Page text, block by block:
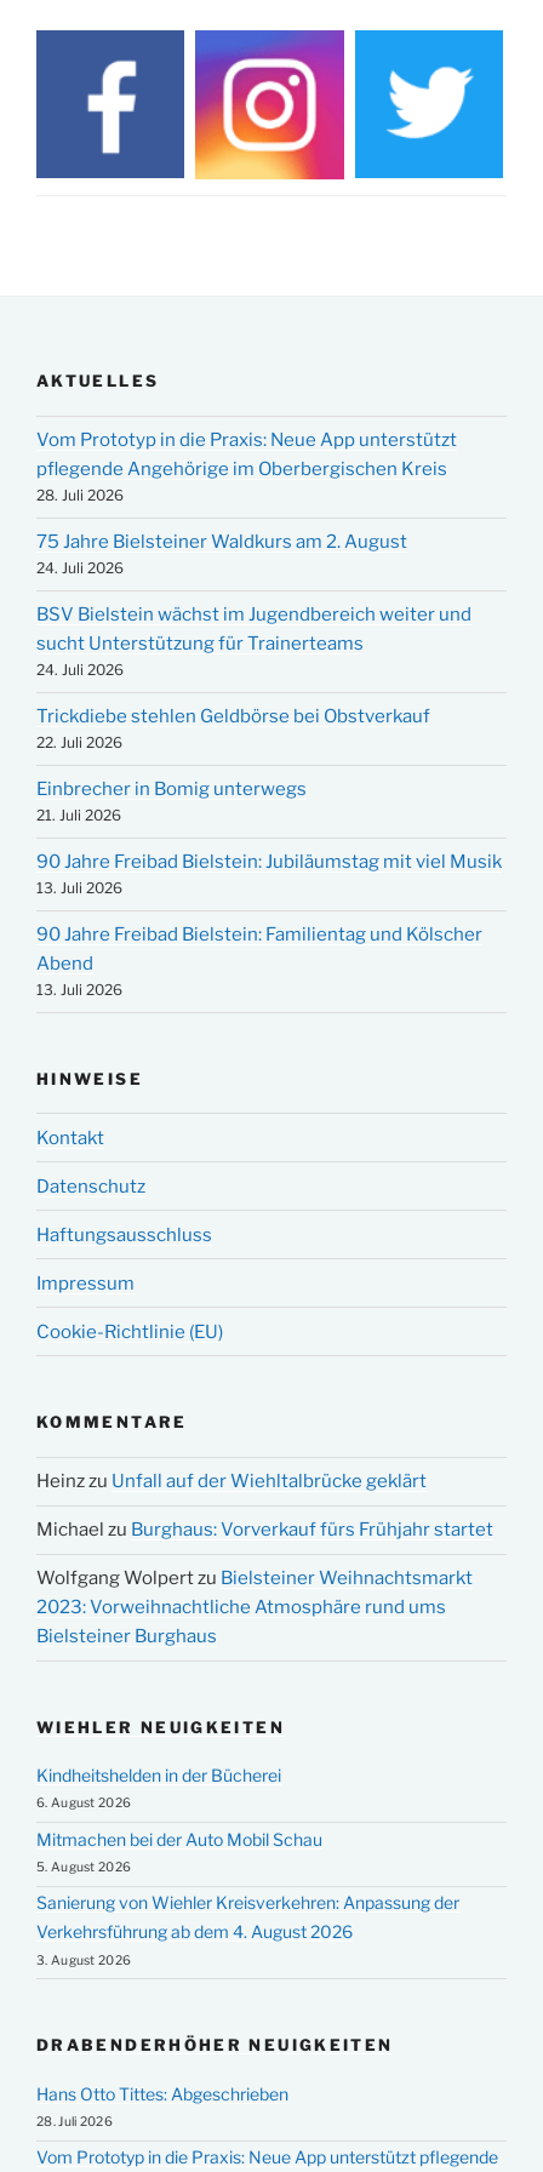
AKTUELLES
Vom Prototyp in die Praxis: Neue App unterstützt
pflegende Angehörige im Oberbergischen Kreis
28. Juli 2026
75 Jahre Bielsteiner Waldkurs am 2. August
24. Juli 2026
BSV Bielstein wächst im Jugendbereich weiter und
sucht Unterstützung für Trainerteams
24. Juli 2026
Trickdiebe stehlen Geldbörse bei Obstverkauf
22. Juli 2026
Einbrecher in Bomig unterwegs
21. Juli 2026
90 Jahre Freibad Bielstein: Jubiläumstag mit viel Musik
13. Juli 2026
90 Jahre Freibad Bielstein: Familientag und Kölscher
Abend
13. Juli 2026
HINWEISE
Kontakt
Datenschutz
Haftungsausschluss
Impressum
Cookie-Richtlinie (EU)
KOMMENTARE
Heinzzu Unfall auf der Wiehltalbrücke geklärt
Michael zu Burghaus: Vorverkauf fürs Frühjahr startet
Wolfgang Wolpertzu Bielsteiner Weihnachtsmarkt
2023: Vorweihnachtliche Atmosphäre rund ums
Bielsteiner Burghaus
WIEHLER NEUIGKEITEN
Kindheitshelden in der Bücherei
6. August 2026
Mitmachen bei der Auto Mobil Schau
5. August 2026
Sanierung von Wiehler Kreisverkehren: Anpassung der
Verkehrsführung ab dem 4. August 2026
3. August 2026
DRABENDERHÖHER NEUIGKEITEN
Hans Otto Tittes: Abgeschrieben
28. Juli 2026
Vom Prototyp in die Praxis: Neue App unterstützt pflegende